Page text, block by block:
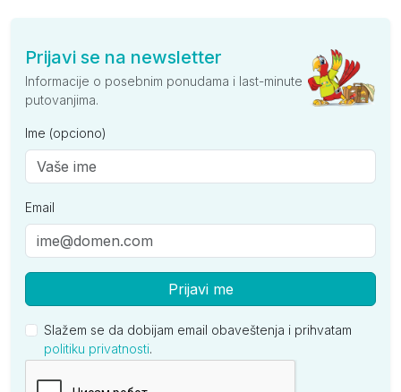
Prijavi se na newsletter
Informacije o posebnim ponudama i last-minute
putovanjima.
Ime (opciono)
Email
Prijavi me
Slažem se da dobijam email obaveštenja i prihvatam
politiku privatnosti.